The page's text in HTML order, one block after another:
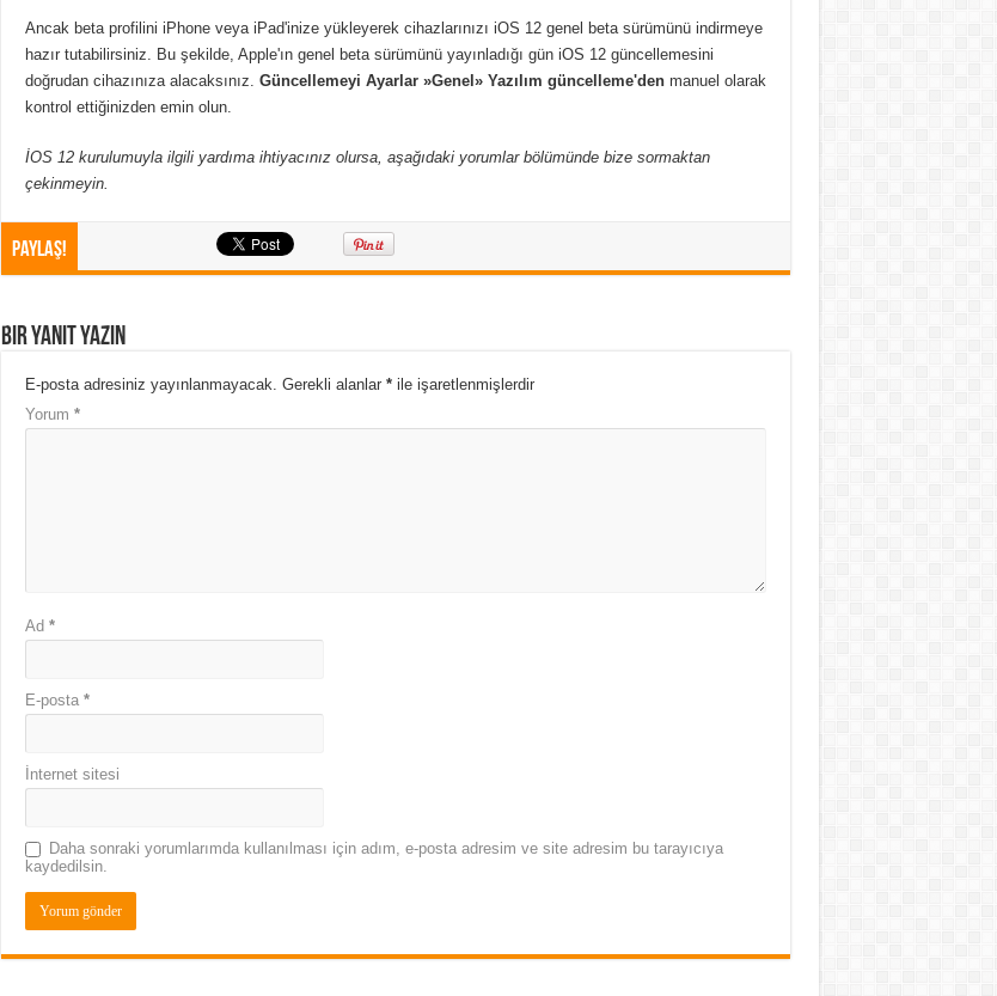
Ancak beta profilini iPhone veya iPad'inize yükleyerek cihazlarınızı iOS 12 genel beta sürümünü indirmeye
hazır tutabilirsiniz. Bu şekilde, Apple'ın genel beta sürümünü yayınladığı gün iOS 12 güncellemesini
doğrudan cihazınıza alacaksınız. Güncellemeyi Ayarlar »Genel» Yazılım güncelleme'denmanuel olarak
kontrol ettiğinizden emin olun.
İOS 12 kurulumuyla ilgili yardıma ihtiyacınız olursa, aşağıdaki yorumlar bölümünde bize sormaktan
çekinmeyin.
Paylaş!
Bir yanıt yazın
E-posta adresiniz yayınlanmayacak. Gerekli alanlar *ile işaretlenmişlerdir
Yorum *
Ad *
E-posta *
İnternet sitesi
Daha sonraki yorumlarımda kullanılması için adım, e-posta adresim ve site adresim bu tarayıcıya
kaydedilsin.